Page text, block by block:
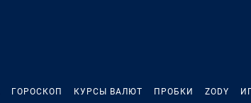
ГОРОСКОП КУРСЫ ВАЛЮТ ПРОБКИ ZODY